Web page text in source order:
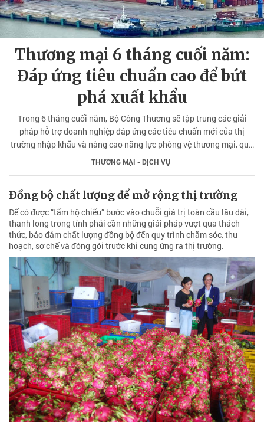
Thương mại 6 tháng cuối năm:
Đáp ứng tiêu chuẩn cao để bứt
phá xuất khẩu
Trong 6 tháng cuối năm, Bộ Công Thương sẽ tập trung các giải
pháp hỗ trợ doanh nghiệp đáp ứng các tiêu chuẩn mới của thị
trường nhập khẩu và nâng cao năng lực phòng vệ thương mại, qua
đó đẩy mạnh xuất khẩu.
THƯƠNG MẠI - DỊCH VỤ
Đồng bộ chất lượng để mở rộng thị trường
Để có được “tấm hộ chiếu” bước vào chuỗi giá trị toàn cầu lâu dài,
thanh long trong tỉnh phải cần những giải pháp vượt qua thách
thức, bảo đảm chất lượng đồng bộ đến quy trình chăm sóc, thu
hoạch, sơ chế và đóng gói trước khi cung ứng ra thị trường.